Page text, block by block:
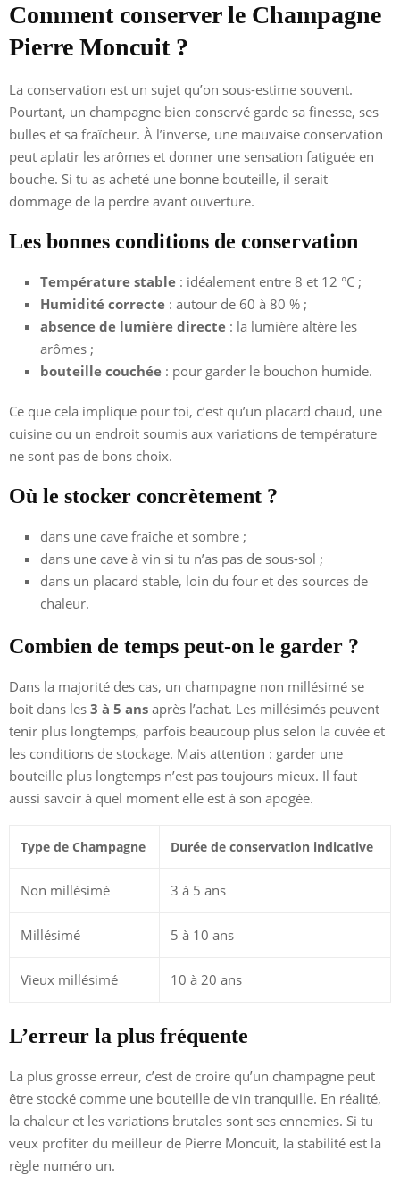
Comment conserver le Champagne
Pierre Moncuit ?
La conservation est un sujet qu’on sous-estime souvent.
Pourtant, un champagne bien conservé garde sa finesse, ses
bulles et sa fraîcheur. À l’inverse, une mauvaise conservation
peut aplatir les arômes et donner une sensation fatiguée en
bouche. Si tu as acheté une bonne bouteille, il serait
dommage de la perdre avant ouverture.
Les bonnes conditions de conservation
Température stable : idéalement entre 8 et 12 °C ;
Humidité correcte : autour de 60 à 80 % ;
absence de lumière directe : la lumière altère les
arômes ;
bouteille couchée : pour garder le bouchon humide.
Ce que cela implique pour toi, c’est qu’un placard chaud, une
cuisine ou un endroit soumis aux variations de température
ne sont pas de bons choix.
Où le stocker concrètement ?
dans une cave fraîche et sombre ;
dans une cave à vin si tu n’as pas de sous-sol ;
dans un placard stable, loin du four et des sources de
chaleur.
Combien de temps peut-on le garder ?
Dans la majorité des cas, un champagne non millésimé se
boit dans les 3 à 5 ans après l’achat. Les millésimés peuvent
tenir plus longtemps, parfois beaucoup plus selon la cuvée et
les conditions de stockage. Mais attention : garder une
bouteille plus longtemps n’est pas toujours mieux. Il faut
aussi savoir à quel moment elle est à son apogée.
Type de Champagne Durée de conservation indicative
Non millésimé 3 à 5 ans
Millésimé 5 à 10 ans
Vieux millésimé 10 à 20 ans
L’erreur la plus fréquente
La plus grosse erreur, c’est de croire qu’un champagne peut
être stocké comme une bouteille de vin tranquille. En réalité,
la chaleur et les variations brutales sont ses ennemies. Si tu
veux profiter du meilleur de Pierre Moncuit, la stabilité est la
règle numéro un.